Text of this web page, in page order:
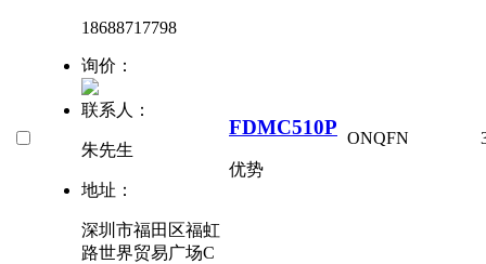
18688717798
询价：
联系人：
朱先生
地址：
深圳市福田区福虹
路世界贸易广场C
FDMC510P
优势
ONQFN